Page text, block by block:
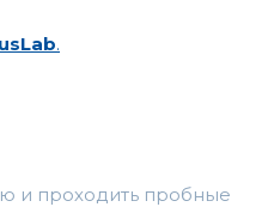
.
и проходить пробные